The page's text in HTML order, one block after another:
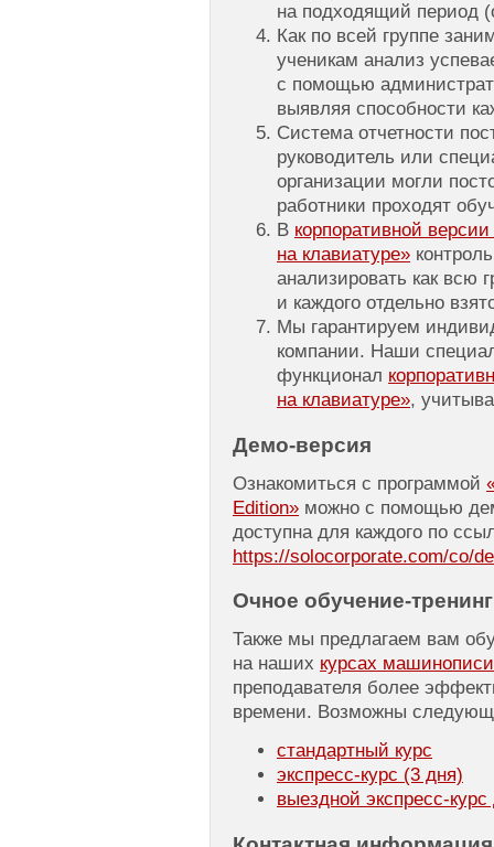
на подходящий период
Как по всей группе
ученикам анализ
с помощью
выявляя способности
Система отчетности
руководитель или
организации могли
работники проходят
В корпоративной
на клавиатуре»
анализировать как всю
и каждого отдельно
Мы гарантируем
компании. Наши
функционал
на клавиатуре»,
Демо-версия
Ознакомиться с программой
Edition» можно с помощью
доступна для каждого по
https://solocorporate.com/co/
Очное обучение-тренинг
Также мы предлагаем вам
на наших курсах машинописи
преподавателя более
времени. Возможны
стандартный курс
экспресс-курс (3 дня)
выездной экспресс-курс